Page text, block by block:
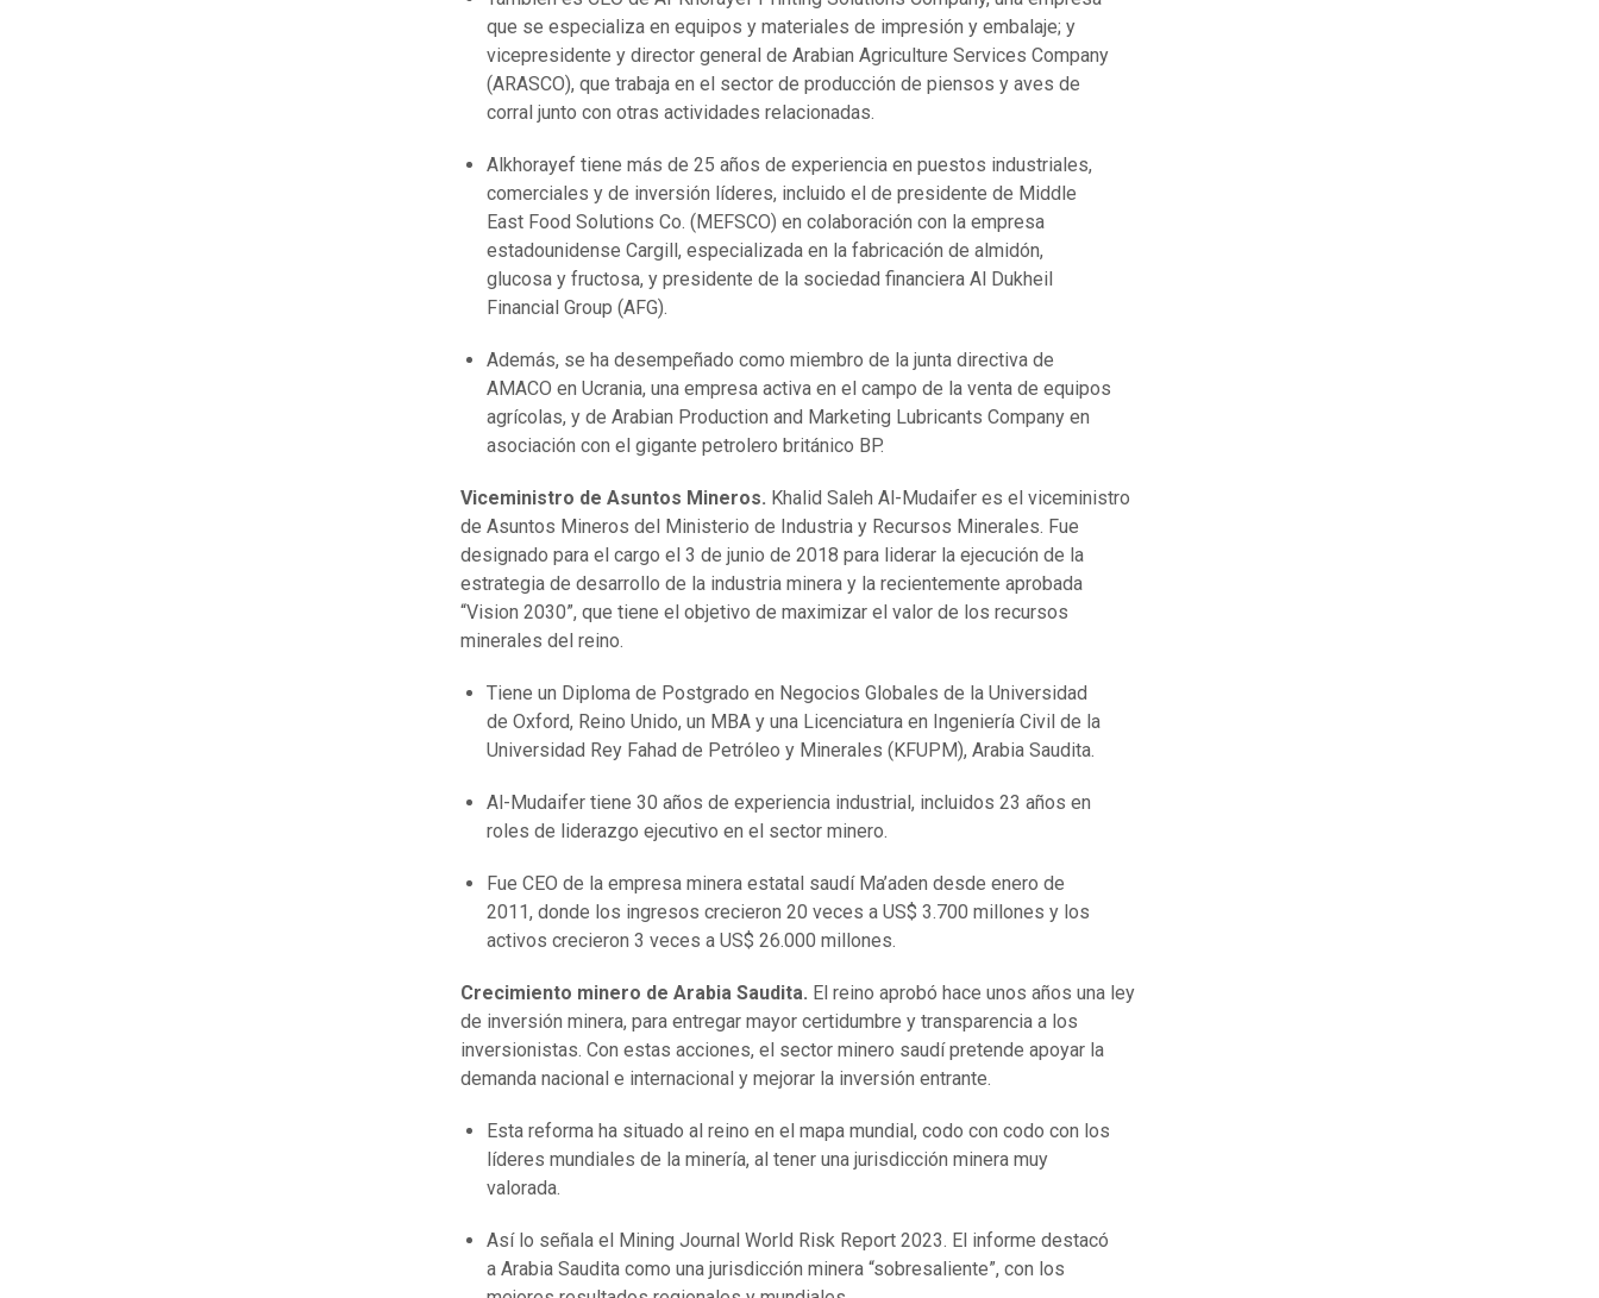
que se especializa en equipos y materiales de impresión y embalaje; y
vicepresidente y director general de Arabian Agriculture Services Company
(ARASCO), que trabaja en el sector de producción de piensos y aves de
corral junto con otras actividades relacionadas.
Alkhorayef tiene más de 25 años de experiencia en puestos industriales,
comerciales y de inversión líderes, incluido el de presidente de Middle
East Food Solutions Co. (MEFSCO) en colaboración con la empresa
estadounidense Cargill, especializada en la fabricación de almidón,
glucosa y fructosa, y presidente de la sociedad financiera Al Dukheil
Financial Group (AFG).
Además, se ha desempeñado como miembro de la junta directiva de
AMACO en Ucrania, una empresa activa en el campo de la venta de equipos
agrícolas, y de Arabian Production and Marketing Lubricants Company en
asociación con el gigante petrolero británico BP.
Viceministro de Asuntos Mineros. Khalid Saleh Al-Mudaifer es el viceministro
de Asuntos Mineros del Ministerio de Industria y Recursos Minerales. Fue
designado para el cargo el 3 de junio de 2018 para liderar la ejecución de la
estrategia de desarrollo de la industria minera y la recientemente aprobada
“Vision 2030”, que tiene el objetivo de maximizar el valor de los recursos
minerales del reino.
Tiene un Diploma de Postgrado en Negocios Globales de la Universidad
de Oxford, Reino Unido, un MBA y una Licenciatura en Ingeniería Civil de la
Universidad Rey Fahad de Petróleo y Minerales (KFUPM), Arabia Saudita.
Al-Mudaifer tiene 30 años de experiencia industrial, incluidos 23 años en
roles de liderazgo ejecutivo en el sector minero.
Fue CEO de la empresa minera estatal saudí Ma’aden desde enero de
2011, donde los ingresos crecieron 20 veces a US$ 3.700 millones y los
activos crecieron 3 veces a US$ 26.000 millones.
Crecimiento minero de Arabia Saudita. El reino aprobó hace unos años una ley
de inversión minera, para entregar mayor certidumbre y transparencia a los
inversionistas. Con estas acciones, el sector minero saudí pretende apoyar la
demanda nacional e internacional y mejorar la inversión entrante.
Esta reforma ha situado al reino en el mapa mundial, codo con codo con los
líderes mundiales de la minería, al tener una jurisdicción minera muy
valorada.
Así lo señala el Mining Journal World Risk Report 2023. El informe destacó
a Arabia Saudita como una jurisdicción minera “sobresaliente”, con los